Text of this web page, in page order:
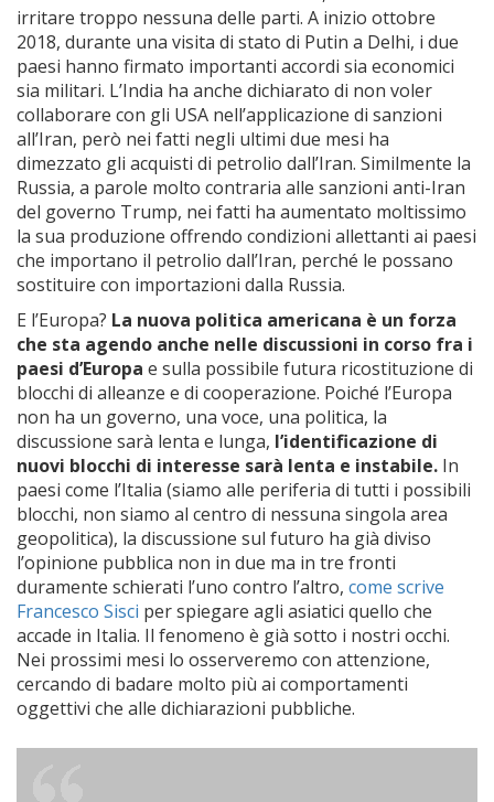
irritare troppo nessuna delle parti. A inizio ottobre
2018, durante una visita di stato di Putin a Delhi, i due
paesi hanno firmato importanti accordi sia economici
sia militari. L’India ha anche dichiarato di non voler
collaborare con gli USA nell’applicazione di sanzioni
all’Iran, però nei fatti negli ultimi due mesi ha
dimezzato gli acquisti di petrolio dall’Iran. Similmente la
Russia, a parole molto contraria alle sanzioni anti-Iran
del governo Trump, nei fatti ha aumentato moltissimo
la sua produzione offrendo condizioni allettanti ai paesi
che importano il petrolio dall’Iran, perché le possano
sostituire con importazioni dalla Russia.
E l’Europa? La nuova politica americana è un forza
che sta agendo anche nelle discussioni in corso fra i
paesi d’Europa e sulla possibile futura ricostituzione di
blocchi di alleanze e di cooperazione. Poiché l’Europa
non ha un governo, una voce, una politica, la
discussione sarà lenta e lunga, l’identificazione di
nuovi blocchi di interesse sarà lenta e instabile. In
paesi come l’Italia (siamo alle periferia di tutti i possibili
blocchi, non siamo al centro di nessuna singola area
geopolitica), la discussione sul futuro ha già diviso
l’opinione pubblica non in due ma in tre fronti
duramente schierati l’uno contro l’altro, come scrive
Francesco Sisci per spiegare agli asiatici quello che
accade in Italia. Il fenomeno è già sotto i nostri occhi.
Nei prossimi mesi lo osserveremo con attenzione,
cercando di badare molto più ai comportamenti
oggettivi che alle dichiarazioni pubbliche.